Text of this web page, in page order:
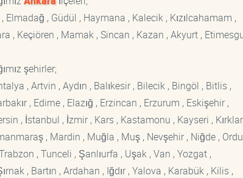
Elmadağ , Güdül , Haymana , Kalecik , Kızılcahamam ,
, Keçiören , Mamak , Sincan , Kazan , Akyurt ,
şehirler;
, Artvin , Aydın , Balıkesir , Bilecik , Bingöl , Bitlis ,
, Edirne , Elazığ , Erzincan , Erzurum , Eskişehir ,
, İstanbul , İzmir , Kars , Kastamonu , Kayseri ,
, Mardin , Muğla , Muş , Nevşehir , Niğde ,
, Tunceli , Şanlıurfa , Uşak , Van , Yozgat ,
, Bartın , Ardahan , Iğdır , Yalova , Karabük , Kilis ,